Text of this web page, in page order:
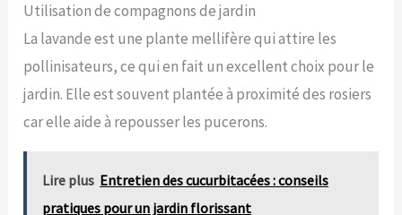
Utilisation de compagnons de jardin
La lavande est une plante mellifère qui attire les
pollinisateurs, ce qui en fait un excellent choix pour le
jardin. Elle est souvent plantée à proximité des rosiers
car elle aide à repousser les pucerons.
Lire plus Entretien des cucurbitacées : conseils
pratiques pour un jardin florissant